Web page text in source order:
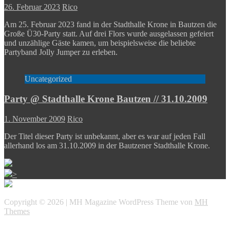
26. Februar 2023 Rico
Am 25. Februar 2023 fand in der Stadthalle Krone in Bautzen die
Große Ü30-Party statt. Auf drei Flors wurde ausgelassen gefeiert
und unzählige Gäste kamen, um beispielsweise die beliebte
Partyband Jolly Jumper zu erleben.
Uncategorized
Party @ Stadthalle Krone Bautzen // 31.10.2009
1. November 2009 Rico
Der Titel dieser Party ist unbekannt, aber es war auf jeden Fall
allerhand los am 31.10.2009 in der Bautzener Stadthalle Krone.
>
Copyright © 2026 | MH Magazine WordPress Theme von MH
Themes